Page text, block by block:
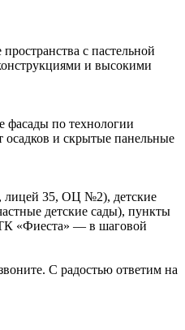
с пастельной
и высокими
фасады по технологии
осадков и скрытые панельные
35, ОЦ №2), детские
детские сады), пункты
«Фиеста» — в шаговой
С радостью ответим на